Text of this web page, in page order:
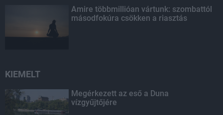
Amire többmillióan vártunk: szombattól
másodfokúra csökken a riasztás
KIEMELT
Megérkezett az eső a Duna
vízgyűjtőjére